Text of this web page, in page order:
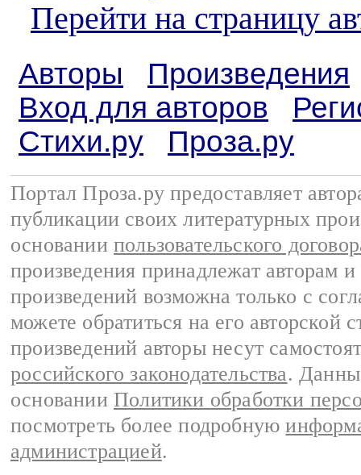
Перейти на страницу
Авторы
Произведения
Вход для авторов
Стихи.ру
Проза.ру
Портал Проза.ру предоставляет
публикации своих литературных
основании пользовательского
произведения принадлежат авторам
произведений возможна только с
можете обратиться на его авторской
произведений авторы несут
российского законодательства.
основании Политики обработки
посмотреть более подробную
администрацией.